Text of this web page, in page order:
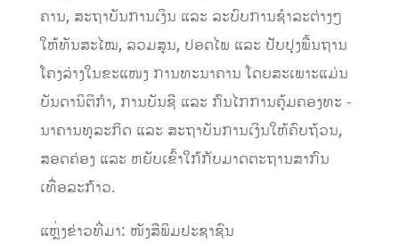
ຄານ, ສະ​ຖາ​ບັນ​ການ​ເງິນ ແລະ ລະ­ບົບການ​ຊໍາ​ລະ​ຕ່າງໆ​
ໃຫ້​ທັນ​ສະ­ໄໝ, ລວມ​ສູນ, ປອດ​ໄພ ແລະ ປັບ­ປຸງ​ພື້ນ­ຖານ​
ໂຄງ​ລ່າງ​ໃນ​ຂະ­ແໜງ ­ການ​ທະ­ນາ­ຄານ ໂດຍ​ສະ­ເພາະ​ແມ່ນ
ບັນ­ດາ​ນິ­ຕິ​ກຳ, ການ​ບັນ­ຊີ ແລະ ກົນ​ໄກ​ການ​ຄຸ້ມ​ຄອງ​ທະ ­
ນາ­ຄານ​ທຸ­ລະ​ກິດ ແລະ ສະ​ຖາ​ບັນ​ການ​ເງິນ​ໃຫ້​ຄົບ​ຖ້ວນ,
ສອດ­ຄ່ອງ ແລະ ຫຍັບ​ເຂົ້າ​ໃກ້​ກັບ​ມາດ­ຕະ­ຖານ​ສາ­ກົນ
ເທື່ອ​ລະ​ກ້າວ.
​ແຫຼ່ງຂ່າວທີ່ມາ: ໜັງສືພິມປະຊາຊົນ